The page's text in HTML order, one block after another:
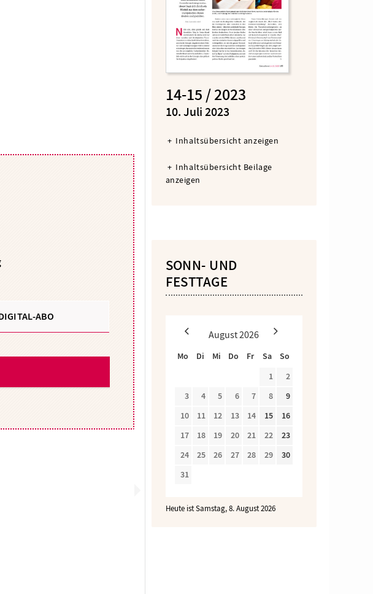
ABO
14-15 / 2023
:
10. Juli 2023
Inhaltsübersicht anzeigen
Inhaltsübersicht Beilage
anzeigen
SONN- UND
FESTTAGE
August2026
Mo Di Mi Do Fr Sa
So
1
2
3
4 5 6 7 8
9
10
11 12 13 14 15
16
17
18 19 20 21 22
23
24
25 26 27 28 29
30
31
Heute ist Samstag, 8. August 2026